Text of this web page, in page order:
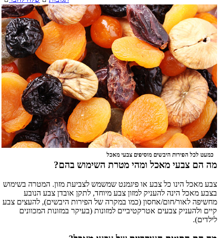
כמעט לכל הפירות היבשים מוסיפים צבעי מאכל
מה הם צבעי מאכל ומהי מטרת השימוש בהם?
צבע מאכל הינו כל צבע או פיגמנט שמשמש לצביעת מזון. המטרה בשימוש
בצבע מאכל הינה להעניק למזון צבע מיוחד, לתקן אובדן צבע הנובע
מחשיפה לאור/חום/אחסון (כמו במקרה של הפירות היבשים), להעצים צבע
קיים ולהעניק צבעים אטרקטיביים למזונות (בעיקר במזונות המכוונים
לילדים).